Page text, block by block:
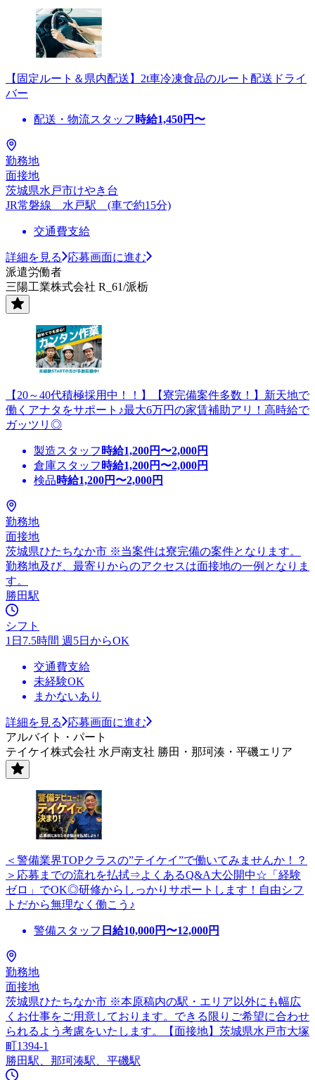
【固定ルート＆県内配送】2t車冷凍食品のルート配送ドライ
バー
配送・物流スタッフ 時給1,450円〜
勤務地
面接地
茨城県水戸市けやき台
JR常磐線 水戸駅 (車で約15分)
交通費支給
詳細を見る
応募画面に進む
派遣労働者
三陽工業株式会社 R_61/派栃
【20～40代積極採用中！！】【寮完備案件多数！】新天地で
働くアナタをサポート♪最大6万円の家賃補助アリ！高時給で
ガッツリ◎
製造スタッフ 時給1,200円〜2,000円
倉庫スタッフ 時給1,200円〜2,000円
検品時給1,200円〜2,000円
勤務地
面接地
茨城県ひたちなか市 ※当案件は寮完備の案件となります。
勤務地及び、最寄りからのアクセスは面接地の一例となりま
す。
勝田駅
シフト
1日7.5時間 週5日からOK
交通費支給
未経験OK
まかないあり
詳細を見る
応募画面に進む
アルバイト・パート
テイケイ株式会社 水戸南支社 勝田・那珂湊・平磯エリア
＜警備業界TOPクラスの”テイケイ”で働いてみませんか！？
＞応募までの流れを払拭⇒よくあるQ&A大公開中☆「経験
ゼロ」でOK◎研修からしっかりサポートします！自由シフ
トだから無理なく働こう♪
警備スタッフ 日給10,000円〜12,000円
勤務地
面接地
茨城県ひたちなか市 ※本原稿内の駅・エリア以外にも幅広
くお仕事をご用意しております。できる限りご希望に合わせ
られるよう考慮をいたします。【面接地】茨城県水戸市大塚
町1394-1
勝田駅、那珂湊駅、平磯駅